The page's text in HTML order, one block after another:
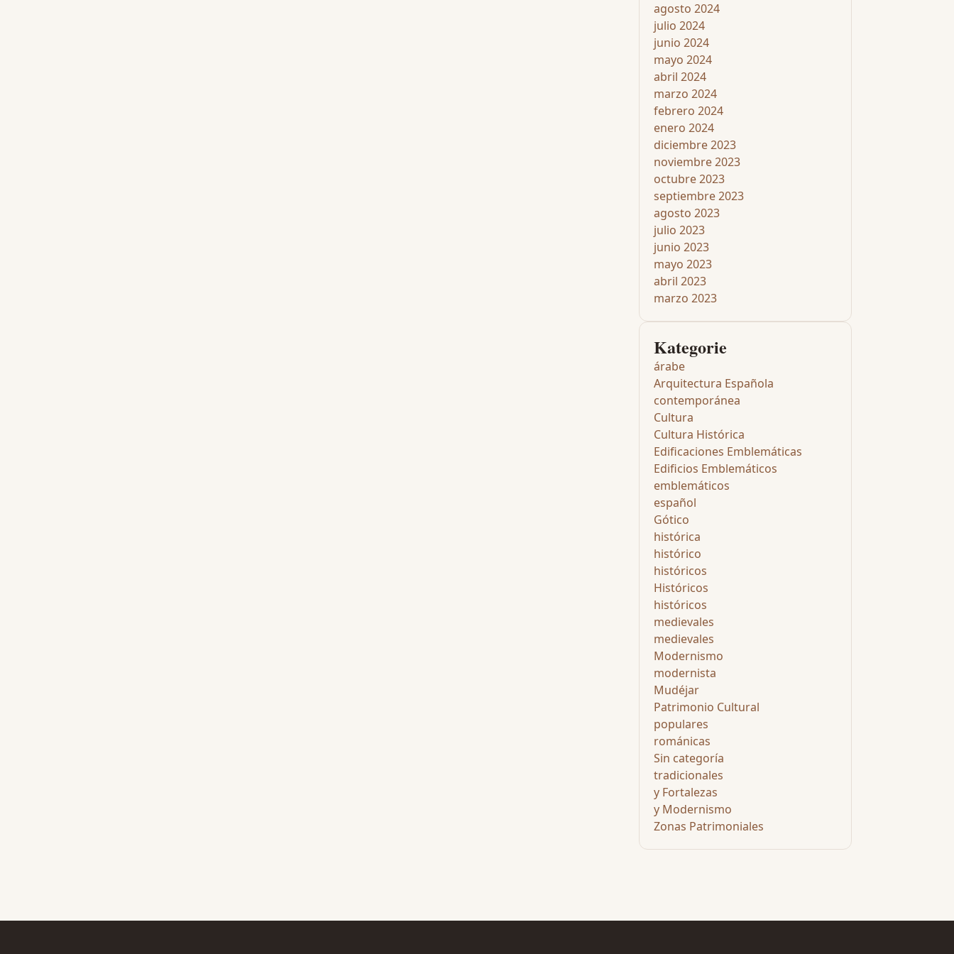
agosto 2024
julio 2024
junio 2024
mayo 2024
abril 2024
marzo 2024
febrero 2024
enero 2024
diciembre 2023
noviembre 2023
octubre 2023
septiembre 2023
agosto 2023
julio 2023
junio 2023
mayo 2023
abril 2023
marzo 2023
Kategorie
árabe
Arquitectura Española
contemporánea
Cultura
Cultura Histórica
Edificaciones Emblemáticas
Edificios Emblemáticos
emblemáticos
español
Gótico
histórica
histórico
históricos
Históricos
históricos
medievales
medievales
Modernismo
modernista
Mudéjar
Patrimonio Cultural
populares
románicas
Sin categoría
tradicionales
y Fortalezas
y Modernismo
Zonas Patrimoniales